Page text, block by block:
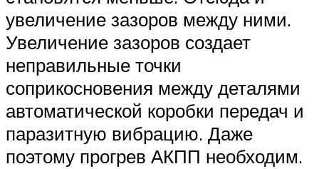
увеличение зазоров между ними.
Увеличение зазоров создает
неправильные точки
соприкосновения между деталями
автоматической коробки передач и
паразитную вибрацию. Даже
поэтому прогрев АКПП необходим.